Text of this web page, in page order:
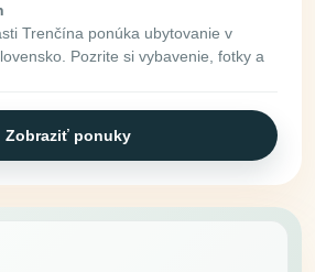
Trenčína ponúka ubytovanie v
Pozrite si vybavenie, fotky a
Zobraziť ponuky